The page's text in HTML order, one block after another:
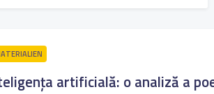
artificială: o analiză a